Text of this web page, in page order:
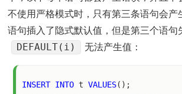
不使用严格模式时，只有第三条语句会产
语句插入了隐式默认值，但是第三个语句
DEFAULT(i) 无法产生值：
INSERT INTO t VALUES